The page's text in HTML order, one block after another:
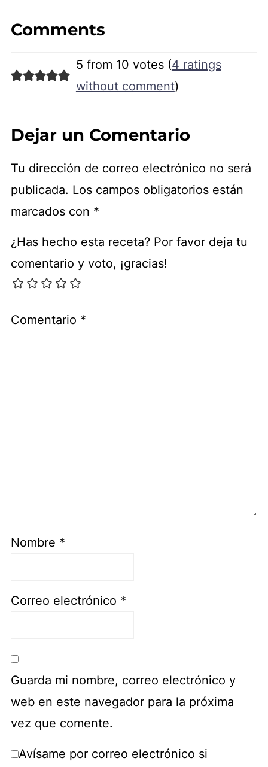
Comments
5 from 10 votes (4 ratings
without comment)
Dejar un Comentario
Tu dirección de correo electrónico no será
publicada. Los campos obligatorios están
marcados con *
¿Has hecho esta receta? Por favor deja tu
comentario y voto, ¡gracias!
Comentario *
Nombre *
Correo electrónico *
Guarda mi nombre, correo electrónico y
web en este navegador para la próxima
vez que comente.
Avísame por correo electrónico si